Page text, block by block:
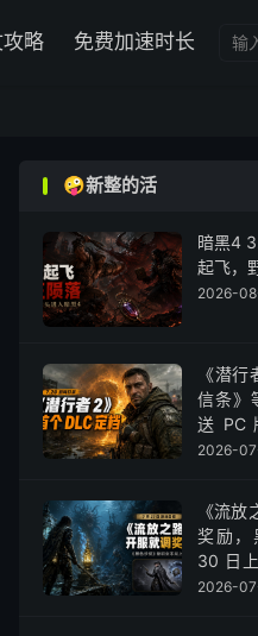
略 免费加速时长
🤪新整的活
暗黑4
起飞，
2026-
《潜
信条》
送 PC
07-28
2026-
《流
奖励，
30 日
07-27
2026-